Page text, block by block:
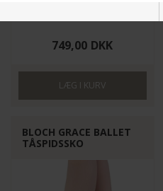
749,00 DKK
BLOCH GRACE BALLET
TÅSPIDSSKO